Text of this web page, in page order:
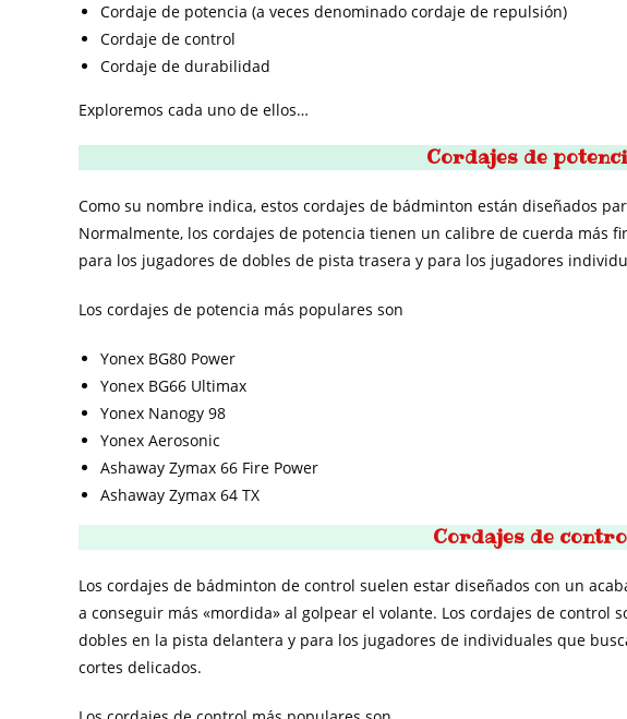
Cordaje de potencia (a veces denominado cordaje de repulsión)
Cordaje de control
Cordaje de durabilidad
Exploremos cada uno de ellos…
Cordajes de
Como su nombre indica, estos cordajes de bádminton están diseñados
Normalmente, los cordajes de potencia tienen un calibre de cuerda más
para los jugadores de dobles de pista trasera y para los jugadores
Los cordajes de potencia más populares son
Yonex BG80 Power
Yonex BG66 Ultimax
Yonex Nanogy 98
Yonex Aerosonic
Ashaway Zymax 66 Fire Power
Ashaway Zymax 64 TX
Cordajes de
Los cordajes de bádminton de control suelen estar diseñados con un
a conseguir más «mordida» al golpear el volante. Los cordajes de control
dobles en la pista delantera y para los jugadores de individuales que
cortes delicados.